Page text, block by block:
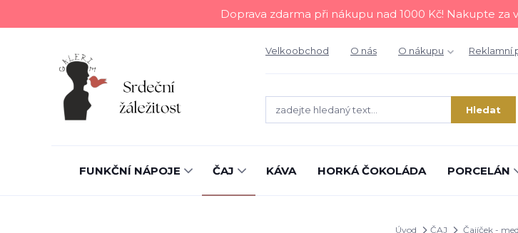
Doprava zdarma při nákupu nad 1000 Kč! Nakupte za
Velkoobchod O nás O nákupu Reklamní
Hledat
FUNKČNÍ NÁPOJE ČAJ KÁVA HORKÁ ČOKOLÁDA PORCELÁN
Úvod ČAJ Čajíček -